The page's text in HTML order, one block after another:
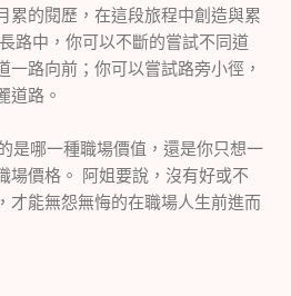
累的閱歷，在這段旅程中創造與累
路中，你可以不斷的嘗試不同道
一路向前；你可以嘗試路旁小徑，
道路。
哪一種職場價值，還是你只想一
場價格。 阿姐要說，沒有好或不
才能無怨無悔的在職場人生前進而